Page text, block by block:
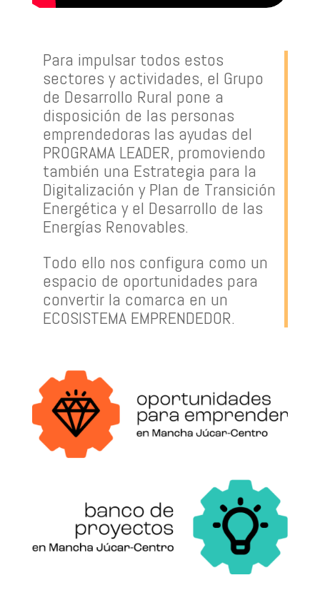
Para impulsar todos estos
sectores y actividades, el Grupo
de Desarrollo Rural pone a
disposición de las personas
emprendedoras las ayudas del
PROGRAMA LEADER, promoviendo
también una Estrategia para la
Digitalización y Plan de Transición
Energética y el Desarrollo de las
Energías Renovables.
Todo ello nos configura como un
espacio de oportunidades para
convertir la comarca en un
ECOSISTEMA EMPRENDEDOR.